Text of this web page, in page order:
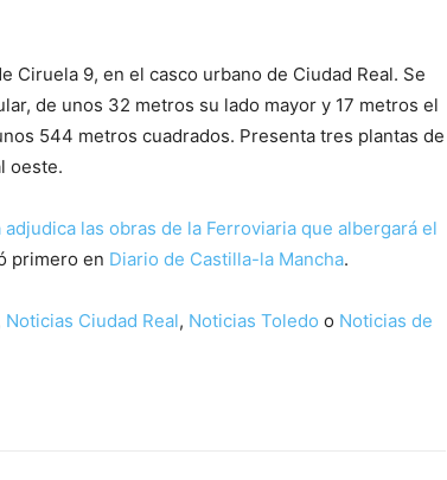
Ciruela 9, en el casco urbano de Ciudad Real. Se
de unos 32 metros su lado mayor y 17 metros el
544 metros cuadrados. Presenta tres plantas de
oeste.
las obras de la Ferroviaria que albergará el
primero en Diario de Castilla-la Mancha.
Noticias Ciudad Real, Noticias Toledo o Noticias de